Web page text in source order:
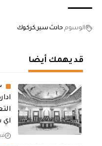
الوسوم حادث سيركركوك
قد يهمك أيضا
اي
قبل